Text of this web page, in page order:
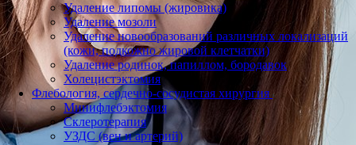
Удаление липомы (жировика)
Удаление мозоли
Удаление новообразований различных локализаций
(кожи, подкожно жировой клетчатки)
Удаление родинок, папиллом, бородавок
Холецистэктомия
Флебология, сердечно-сосудистая хирургия
Минифлебэктомия
Склеротерапия
УЗДС (вен и артерий)